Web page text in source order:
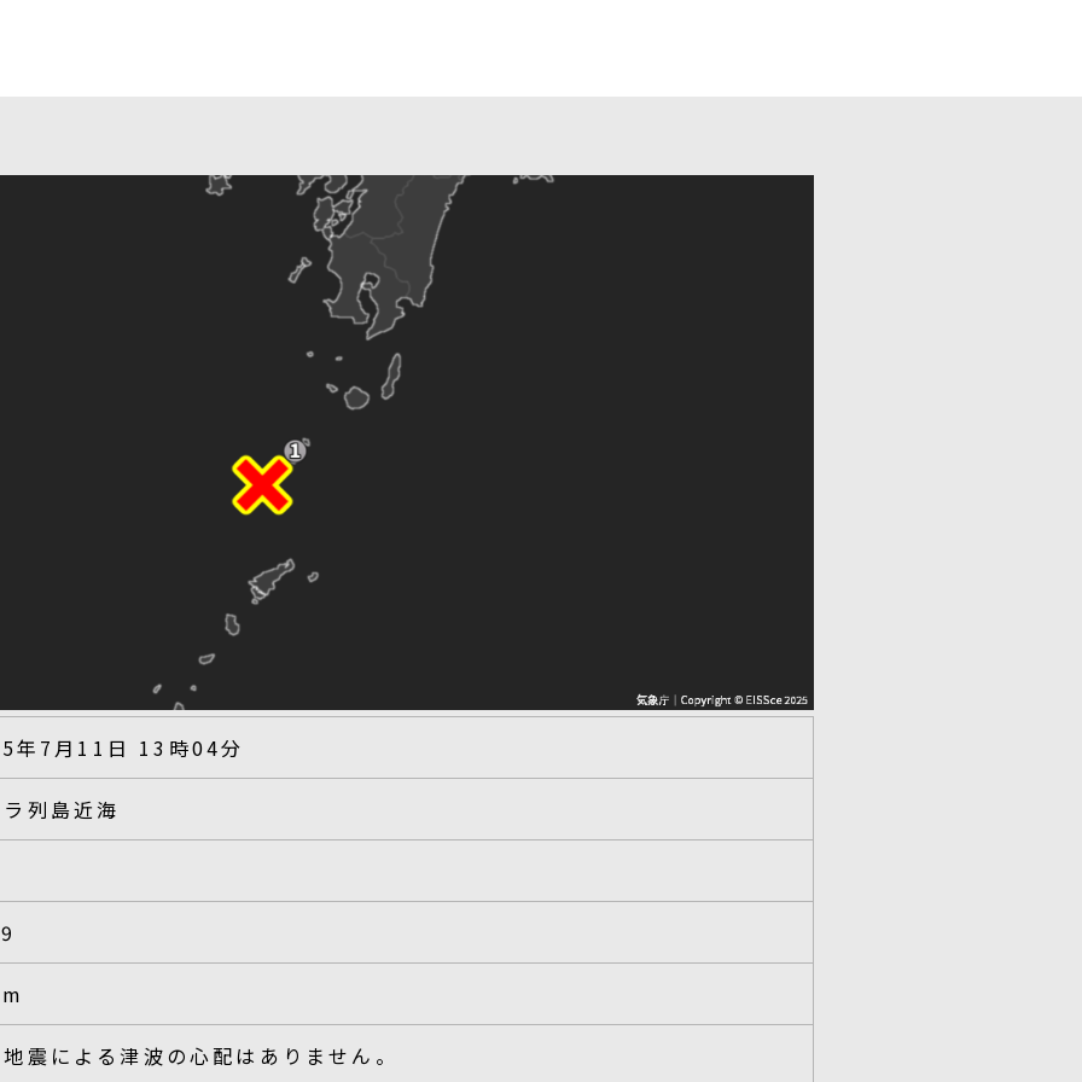
年7月11日 13時04分
列島近海
震による津波の心配はありません。